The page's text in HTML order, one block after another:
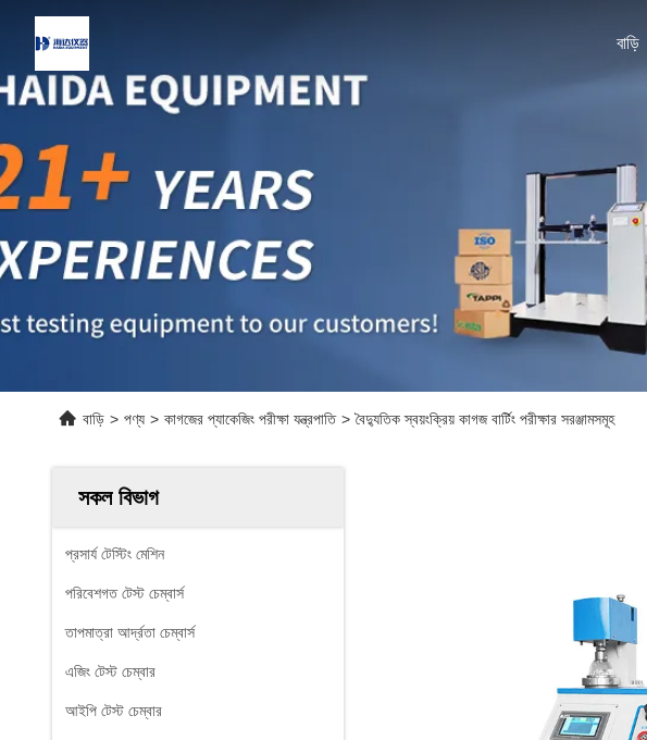
বাড়ি
বাড়ি > পণ্য > কাগজের প্যাকেজিং পরীক্ষা যন্ত্রপাতি > বৈদ্যুতিক স্বয়ংক্রিয় কাগজ বার্টিং পরীক্ষার সরঞ্জামসমূহ
সকল বিভাগ
প্রসার্য টেস্টিং মেশিন
পরিবেশগত টেস্ট চেম্বার্স
তাপমাত্রা আর্দ্রতা চেম্বার্স
এজিং টেস্ট চেম্বার
আইপি টেস্ট চেম্বার